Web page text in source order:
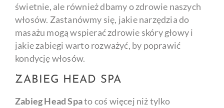
świetnie, ale również dbamy o zdrowie naszych
włosów. Zastanówmy się, jakie narzędzia do
masażu mogą wspierać zdrowie skóry głowy i
jakie zabiegi warto rozważyć, by poprawić
kondycję włosów.
ZABIEG HEAD SPA
Zabieg Head Spato coś więcej niż tylko